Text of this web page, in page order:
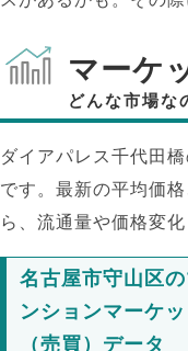
マーケ
どんな市場な
ダイアパレス千代田
です。最新の平均価
ら、流通量や価格変化
名古屋市守山区の
ンションマーケッ
（売買）データ